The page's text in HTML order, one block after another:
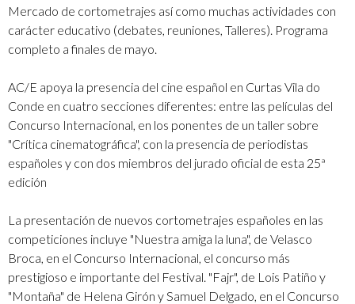
Mercado de cortometrajes así como muchas actividades con
carácter educativo (debates, reuniones, Talleres). Programa
completo a finales de mayo.
AC/E apoya la presencia del cine español en Curtas Vila do
Conde en cuatro secciones diferentes: entre las películas del
Concurso Internacional, en los ponentes de un taller sobre
"Crítica cinematográfica", con la presencia de periodistas
españoles y con dos miembros del jurado oficial de esta 25ª
edición
La presentación de nuevos cortometrajes españoles en las
competiciones incluye "Nuestra amiga la luna", de Velasco
Broca, en el Concurso Internacional, el concurso más
prestigioso e importante del Festival. "Fajr", de Lois Patiño y
"Montaña" de Helena Girón y Samuel Delgado, en el Concurso